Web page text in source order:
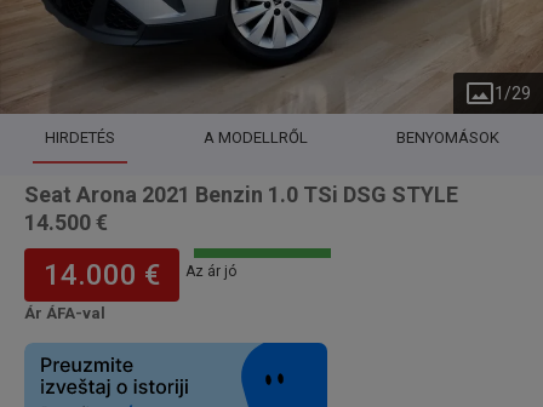
1 /29
HIRDETÉS A MODELLRŐL BENYOMÁSOK
Seat Arona 2021 Benzin 1.0 TSi DSG STYLE
14.500 €
14.000 €
Ár ÁFA-val
Az ár jó